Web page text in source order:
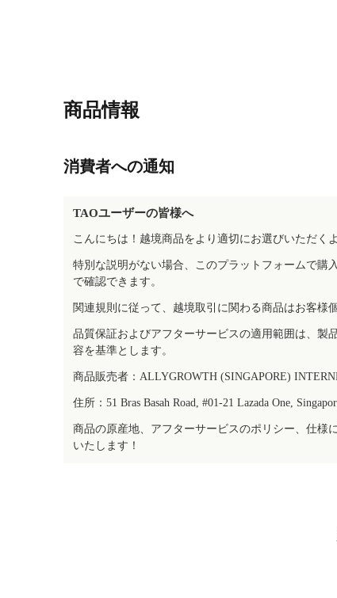
商品情報
消費者への通知
TAOユーザーの皆様へ
こんにちは！越境商品をより適切にお選びいただく
特別な説明がない場合、このプラットフォームで購
で確認できます。
関連規則に従って、越境取引に関わる商品はお客様
品質保証およびアフターサービスの適用範囲は、製
容を基準とします。
商品販売者：ALLYGROWTH (SINGAPORE)
住所：51 Bras Basah Road, #01-21 Lazada One,
商品の原産地、アフターサービスのポリシー、仕様
いたします！